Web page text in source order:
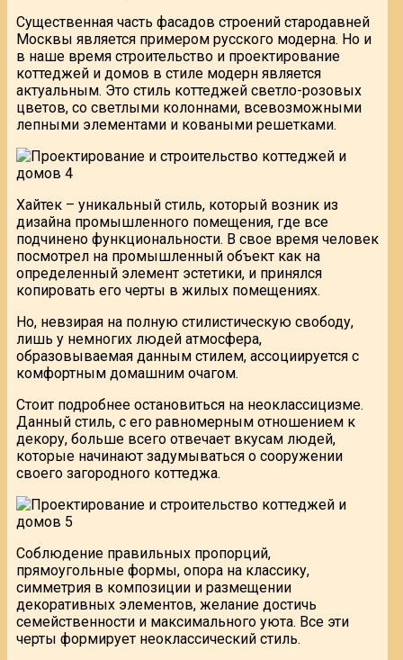
Существенная часть фасадов строений стародавней
Москвы является примером русского модерна. Но и
в наше время строительство и проектирование
коттеджей и домов в стиле модерн является
актуальным. Это стиль коттеджей светло-розовых
цветов, со светлыми колоннами, всевозможными
лепными элементами и коваными решетками.
Хайтек – уникальный стиль, который возник из
дизайна промышленного помещения, где все
подчинено функциональности. В свое время человек
посмотрел на промышленный объект как на
определенный элемент эстетики, и принялся
копировать его черты в жилых помещениях.
Но, невзирая на полную стилистическую свободу,
лишь у немногих людей атмосфера,
образовываемая данным стилем, ассоциируется с
комфортным домашним очагом.
Стоит подробнее остановиться на неоклассицизме.
Данный стиль, с его равномерным отношением к
декору, больше всего отвечает вкусам людей,
которые начинают задумываться о сооружении
своего загородного коттеджа.
Соблюдение правильных пропорций,
прямоугольные формы, опора на классику,
симметрия в композиции и размещении
декоративных элементов, желание достичь
семейственности и максимального уюта. Все эти
черты формирует неоклассический стиль.